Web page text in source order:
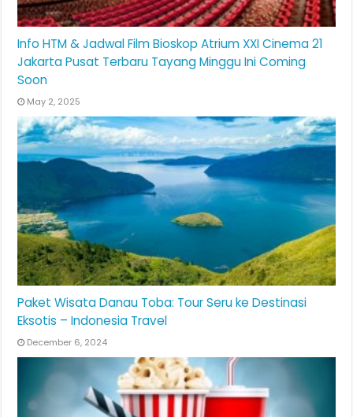
Info HTM & Jadwal Film Bioskop Atrium XXI Cinema 21
Jakarta Pusat Terbaru Tayang Minggu Ini Coming
Soon
May 2, 2025
Paket Wisata Danau Toba: Tour Seru ke Destinasi
Eksotis – Indonesia Travel
December 6, 2024